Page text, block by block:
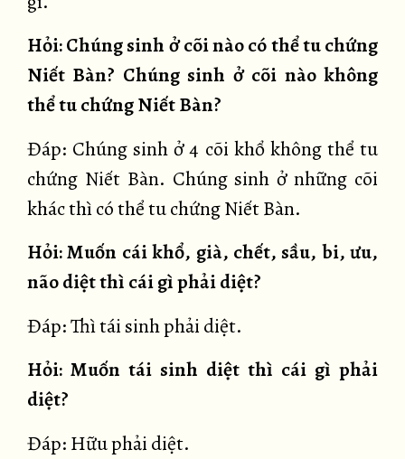
Hỏi: Chúng sinh ở cõi nào có thể tu chứng
Niết Bàn? Chúng sinh ở cõi nào không
thể tu chứng Niết Bàn?
Đáp: Chúng sinh ở 4 cõi khổ không thể tu
chứng Niết Bàn. Chúng sinh ở những cõi
khác thì có thể tu chứng Niết Bàn.
Hỏi: Muốn cái khổ, già, chết, sầu, bi, ưu,
não diệt thì cái gì phải diệt?
Đáp: Thì tái sinh phải diệt.
Hỏi: Muốn tái sinh diệt thì cái gì phải
diệt?
Đáp: Hữu phải diệt.